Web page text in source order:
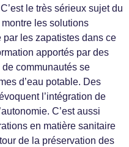
le très sérieux sujet du
les solutions
les zapatistes dans ce
apportés par des
communautés se
d’eau potable. Des
l’intégration de
C’est aussi
en matière sanitaire
de la préservation des